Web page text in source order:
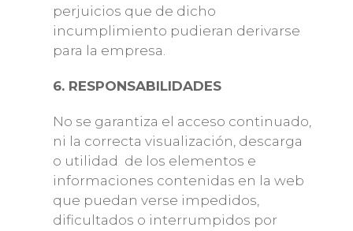
perjuicios que de dicho
incumplimiento pudieran derivarse
para la empresa.
6. RESPONSABILIDADES
No se garantiza el acceso continuado,
ni la correcta visualización, descarga
o utilidad de los elementos e
informaciones contenidas en la web
que puedan verse impedidos,
dificultados o interrumpidos por